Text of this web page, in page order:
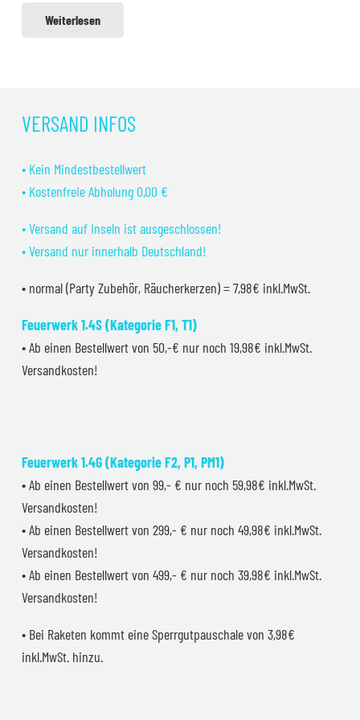
Weiterlesen
VERSAND INFOS
• Kein Mindestbestellwert
• Kostenfreie Abholung 0,00 €
• Versand auf Inseln ist ausgeschlossen!
• Versand nur innerhalb Deutschland!
• normal (Party Zubehör, Räucherkerzen) = 7,98€ inkl.MwSt.
Feuerwerk 1.4S (Kategorie F1, T1)
• Ab einen Bestellwert von 50,-€ nur noch 19,98€ inkl.MwSt.
Versandkosten!
Feuerwerk 1.4G (Kategorie F2, P1, PM1)
• Ab einen Bestellwert von 99,- € nur noch 59,98€ inkl.MwSt.
Versandkosten!
• Ab einen Bestellwert von 299,- € nur noch 49,98€ inkl.MwSt.
Versandkosten!
• Ab einen Bestellwert von 499,- € nur noch 39,98€ inkl.MwSt.
Versandkosten!
• Bei Raketen kommt eine Sperrgutpauschale von 3,98€
inkl.MwSt. hinzu.